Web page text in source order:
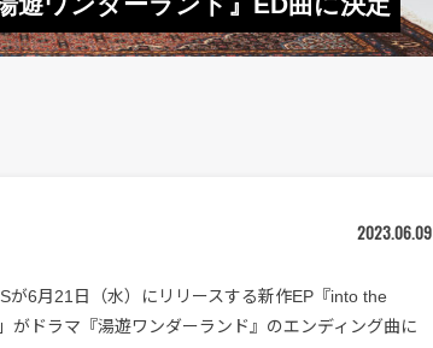
2023.06.09
が6月21日（水）にリリースする新作EP『into the
がドラマ『湯遊ワンダーランド』のエンディング曲に